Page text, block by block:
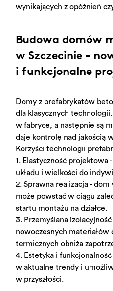
wynikających z opóźnień
Budowa domów
w Szczecinie -
i funkcjonalne
Domy z prefabrykatów
dla klasycznych
w fabryce, a następnie są
daje kontrolę nad jakością
Korzyści technologii
1. Elastyczność projektowa
układu i wielkości do
2. Sprawna realizacja -
może powstać w ciągu
startu montażu na działce.
3. Przemyślana
nowoczesnych materiałów
termicznych obniża
4. Estetyka i
w aktualne trendy i
w przyszłości.